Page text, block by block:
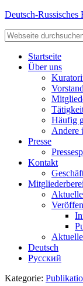
Deutsch-Russisches
Startseite
Über uns
Vorstand
Häufig
Andere
Presse
Kontakt
Deutsch
Русский
Kategorie: